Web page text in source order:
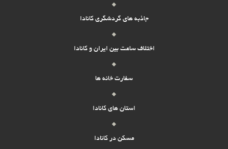
جاذبه های گردشگری کانادا
اختلاف ساعت بین ایران و کانادا
سفارت خانه ها
استان های کانادا
مسکن در کانادا